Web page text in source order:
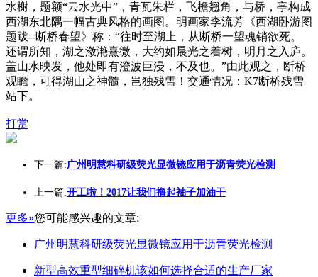
水榭，题额“云水光中”，青瓦朱栏，飞檐翘角，与桥，亭构成
西湖东北隅一幅古典风格的画图。明画家李流芳《西湖卧游图
题跋--断桥春望》称：“往时至湖上，从断桥一望魂销欲死。
还谓所知，湖之潋滟熹微，大约如晨光之着树，明月之入庐。
盖山水映发，他处即有澄波巨浸，不及也。”由此观之，断桥
观瞻，可得湖山之神髓，岂独残雪！交通情况：K7断桥残雪
站下。
打赏
下一篇:广州明慧科研级荧光显微镜应用于沥青荧光检测
上一篇:开工啦！2017让我们撸起袖子加油干
更多»您可能感兴趣的文章:
广州明慧科研级荧光显微镜应用于沥青荧光检测
新型高效重型细碎机该如何选择合适的生产厂家